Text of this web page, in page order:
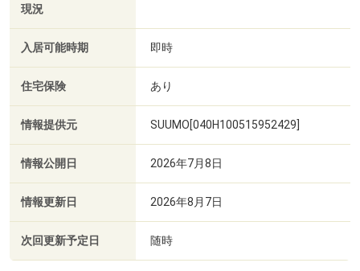
現況
入居可能時期 即時
住宅保険 あり
情報提供元 SUUMO[040H100515952429]
情報公開日 2026年7月8日
情報更新日 2026年8月7日
次回更新予定日 随時